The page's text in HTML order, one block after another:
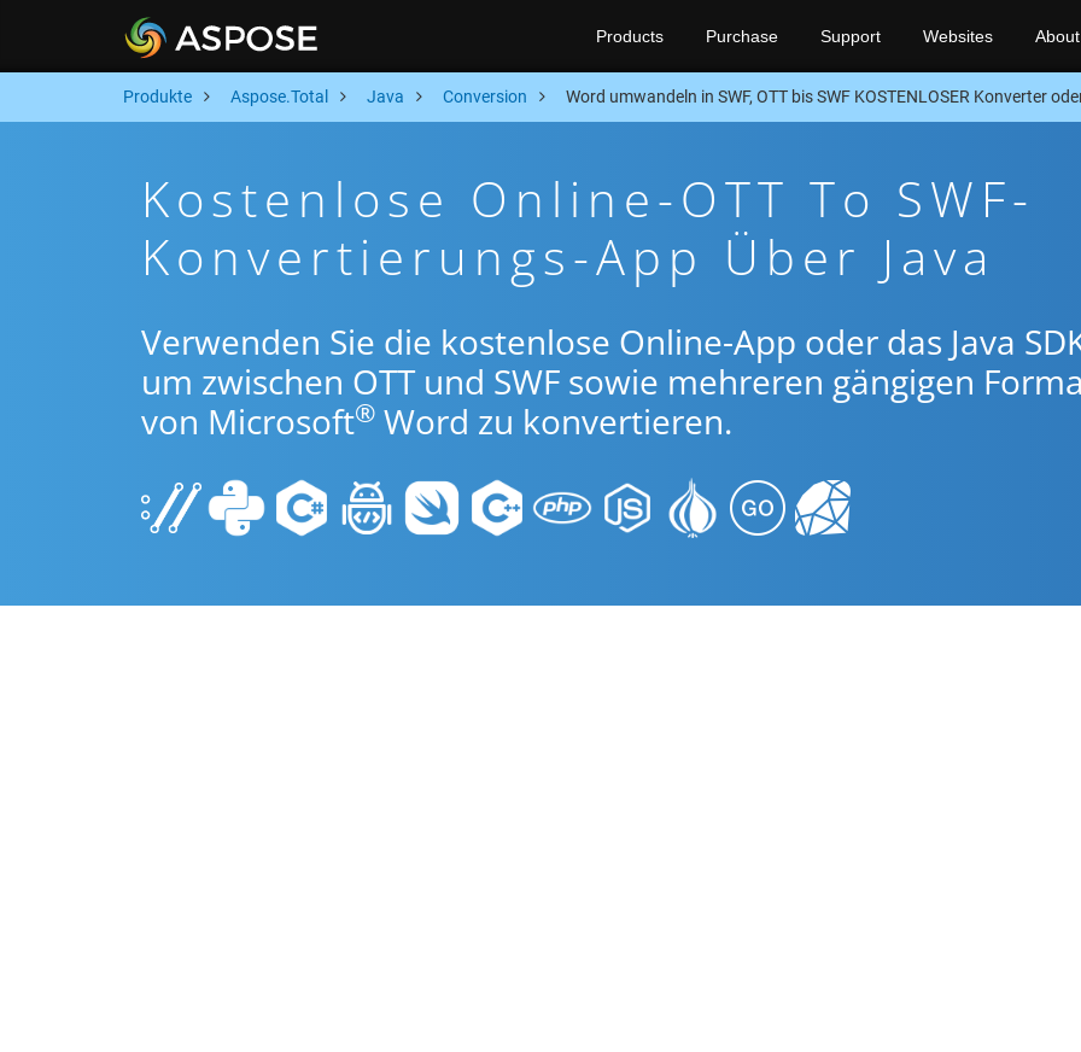
Products Purchase Support Websites About
Produkte Aspose.Total Java Conversion Word umwandeln in SWF, OTT bis SWF KOSTENLOSER Konverter
Kostenlose Online-OTT To SWF-
Konvertierungs-App Über Java
Verwenden Sie die kostenlose Online-App oder das Java
um zwischen OTT und SWF sowie mehreren gängigen
von Microsoft® Word zu konvertieren.